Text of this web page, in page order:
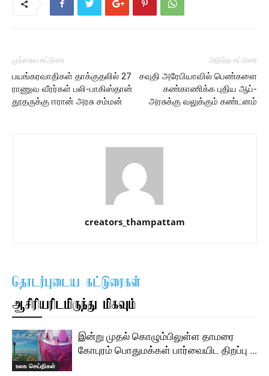
முந்தைய கட்டுரை
பயங்கரவாதிகள் தாக்குதலில் 27
ராணுவ வீரர்கள் பலி-பாகிஸ்தான்
தூதருக்கு ஈரான் அரசு சம்மன்
அடுத்த கட்டுரை
சவுதி அரேபியாவில் பெண்களை
கண்காணிக்க புதிய ஆப்-
அரசுக்கு வலுக்கும் கண்டனம்
creators_thampattam
தொடர்புடைய கட்டுரைகள்
ஆசிரியரிடமிருந்து மிகவும்
உலக செய்திகள்
இன்று முதல் கொழும்பிலுள்ள தாமரை
கோபுரம் பொதுமக்கள் பார்வையிட திறப்பு …